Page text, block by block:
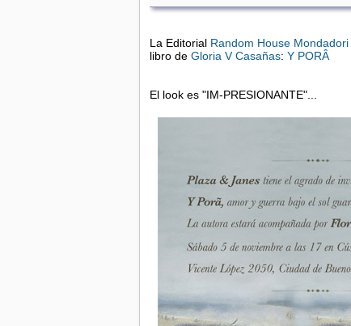
La Editorial Random House Mondadori
libro de Gloria V Casañas: Y PORÂ
El look es "IM-PRESIONANTE"...